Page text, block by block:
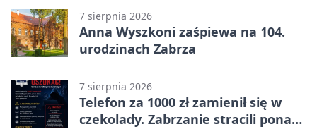
7 sierpnia 2026
Anna Wyszkoni zaśpiewa na 104.
urodzinach Zabrza
7 sierpnia 2026
Telefon za 1000 zł zamienił się w
czekolady. Zabrzanie stracili ponad